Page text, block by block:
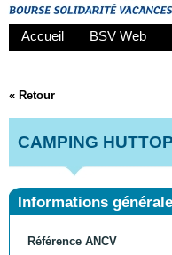
Accueil BSV Web
« Retour
CAMPING
Informations
Référence ANCV